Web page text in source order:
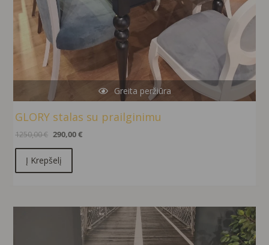
Greita peržiūra
GLORY stalas su prailginimu
1250,00€ 290,00€
Į Krepšelį
Current
price
is:
39,00 €.